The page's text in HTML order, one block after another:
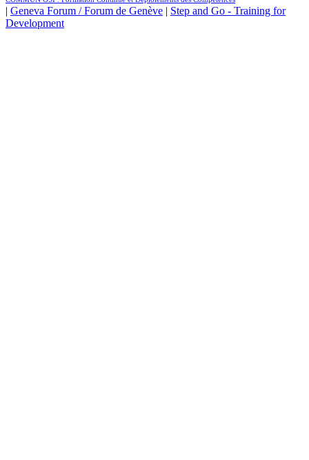
| Geneva Forum / Forum de Genève | Step and Go - Training for
Development